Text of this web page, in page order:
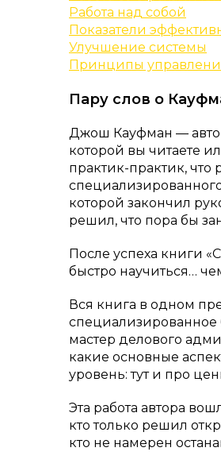
Работа над собой
Показатели
Улучшение системы
Принципы
Пару слов о
Джош Кауфман —
которой вы читаете
практик-практик,
которой закончил
решил, что пора бы
После успеха книги
быстро научиться…
Вся книга в одном
специализированное
мастер делового
какие основные
уровень: тут и про
Эта работа автора
кто только решил
кто не намерен